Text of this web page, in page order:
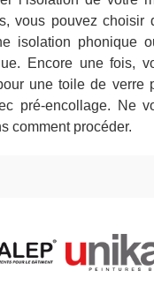
vous pouvez choisir
isolation phonique
Encore une fois,
une toile de verre
pré-encollage. Ne
comment procéder.